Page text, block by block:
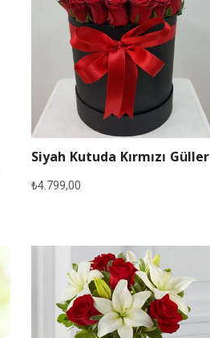
Siyah Kutuda Kırmızı Güller
₺4.799,00